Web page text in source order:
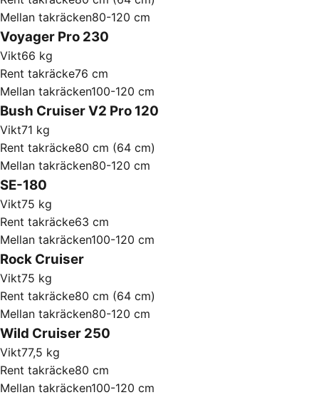
Mellan takräcken80-120 cm
Voyager Pro 230
Vikt66 kg
Rent takräcke76 cm
Mellan takräcken100-120 cm
Bush Cruiser V2 Pro 120
Vikt71 kg
Rent takräcke80 cm (64 cm)
Mellan takräcken80-120 cm
SE-180
Vikt75 kg
Rent takräcke63 cm
Mellan takräcken100-120 cm
Rock Cruiser
Vikt75 kg
Rent takräcke80 cm (64 cm)
Mellan takräcken80-120 cm
Wild Cruiser 250
Vikt77,5 kg
Rent takräcke80 cm
Mellan takräcken100-120 cm